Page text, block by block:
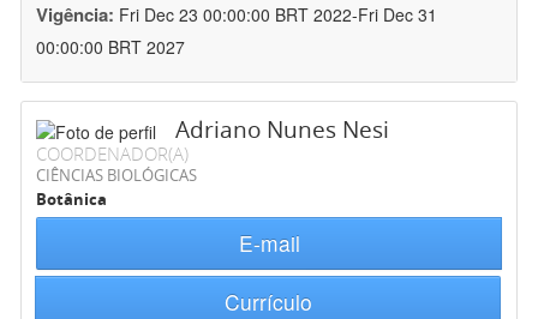
Vigência: Fri Dec 23 00:00:00 BRT 2022-Fri Dec 31
00:00:00 BRT 2027
Adriano Nunes Nesi
COORDENADOR(A)
CIÊNCIAS BIOLÓGICAS
Botânica
E-mail
Currículo